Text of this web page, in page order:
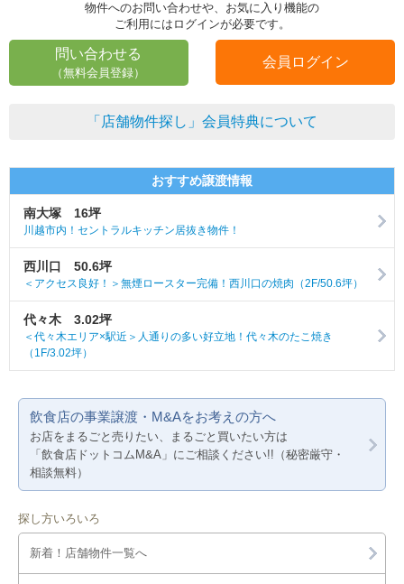
物件へのお問い合わせや、お気に入り機能の
ご利用にはログインが必要です。
問い合わせる
（無料会員登録）
会員ログイン
「店舗物件探し」会員特典について
おすすめ譲渡情報
南大塚 16坪
川越市内！セントラルキッチン居抜き物件！
西川口 50.6坪
＜アクセス良好！＞無煙ロースター完備！西川口の焼肉（2F/50.6坪）
代々木 3.02坪
＜代々木エリア×駅近＞人通りの多い好立地！代々木のたこ焼き
（1F/3.02坪）
飲食店の事業譲渡・M&Aをお考えの方へ
お店をまるごと売りたい、まるごと買いたい方は
「飲食店ドットコムM&A」にご相談ください!!（秘密厳守・
相談無料）
探し方いろいろ
新着！店舗物件一覧へ